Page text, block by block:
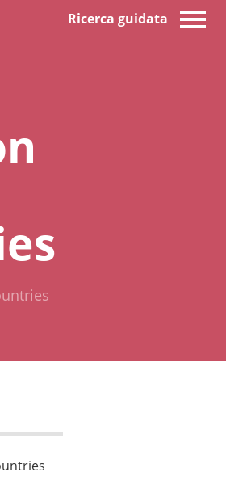
Ricerca guidata